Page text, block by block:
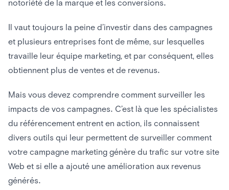
notoriété de la marque et les conversions.
Il vaut toujours la peine d’investir dans des campagnes
et plusieurs entreprises font de même, sur lesquelles
travaille leur équipe marketing, et par conséquent, elles
obtiennent plus de ventes et de revenus.
Mais vous devez comprendre comment surveiller les
impacts de vos campagnes. C’est là que les spécialistes
du référencement entrent en action, ils connaissent
divers outils qui leur permettent de surveiller comment
votre campagne marketing génère du trafic sur votre site
Web et si elle a ajouté une amélioration aux revenus
générés.